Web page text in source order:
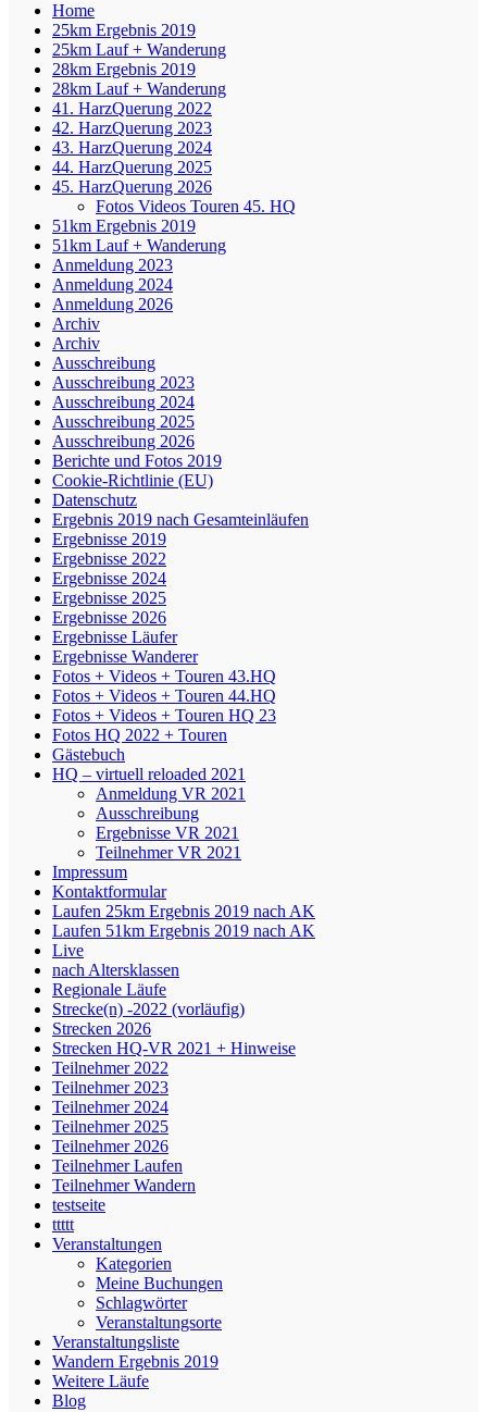
Home
25km Ergebnis 2019
25km Lauf + Wanderung
28km Ergebnis 2019
28km Lauf + Wanderung
41. HarzQuerung 2022
42. HarzQuerung 2023
43. HarzQuerung 2024
44. HarzQuerung 2025
45. HarzQuerung 2026
Fotos Videos Touren 45. HQ
51km Ergebnis 2019
51km Lauf + Wanderung
Anmeldung 2023
Anmeldung 2024
Anmeldung 2026
Archiv
Archiv
Ausschreibung
Ausschreibung 2023
Ausschreibung 2024
Ausschreibung 2025
Ausschreibung 2026
Berichte und Fotos 2019
Cookie-Richtlinie (EU)
Datenschutz
Ergebnis 2019 nach Gesamteinläufen
Ergebnisse 2019
Ergebnisse 2022
Ergebnisse 2024
Ergebnisse 2025
Ergebnisse 2026
Ergebnisse Läufer
Ergebnisse Wanderer
Fotos + Videos + Touren 43.HQ
Fotos + Videos + Touren 44.HQ
Fotos + Videos + Touren HQ 23
Fotos HQ 2022 + Touren
Gästebuch
HQ – virtuell reloaded 2021
Anmeldung VR 2021
Ausschreibung
Ergebnisse VR 2021
Teilnehmer VR 2021
Impressum
Kontaktformular
Laufen 25km Ergebnis 2019 nach AK
Laufen 51km Ergebnis 2019 nach AK
Live
nach Altersklassen
Regionale Läufe
Strecke(n) -2022 (vorläufig)
Strecken 2026
Strecken HQ-VR 2021 + Hinweise
Teilnehmer 2022
Teilnehmer 2023
Teilnehmer 2024
Teilnehmer 2025
Teilnehmer 2026
Teilnehmer Laufen
Teilnehmer Wandern
testseite
ttttt
Veranstaltungen
Kategorien
Meine Buchungen
Schlagwörter
Veranstaltungsorte
Veranstaltungsliste
Wandern Ergebnis 2019
Weitere Läufe
Blog